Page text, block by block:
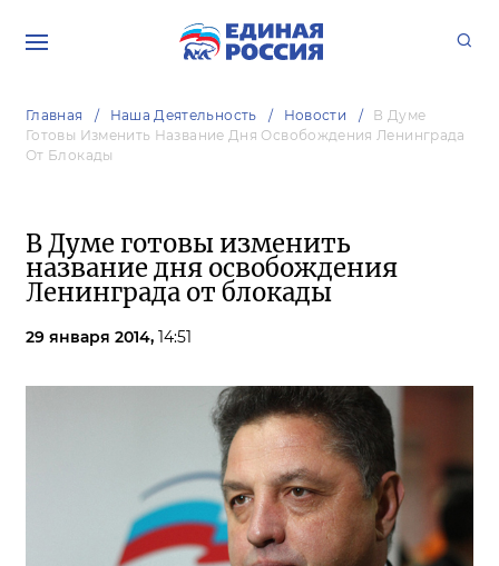
Главная Наша Деятельность Новости
В Думе
Готовы Изменить Название Дня Освобождения Ленинграда
От Блокады
В Думе готовы изменить
название дня освобождения
Ленинграда от блокады
29 января 2014, 14:51